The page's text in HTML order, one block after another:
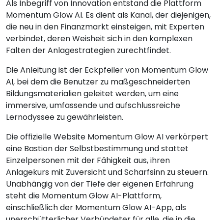
Als Inbegriff von Innovation entstand die Plattform
Momentum Glow AI. Es dient als Kanal, der diejenigen,
die neu in den Finanzmarkt einsteigen, mit Experten
verbindet, deren Weisheit sich in den komplexen
Falten der Anlagestrategien zurechtfindet.
Die Anleitung ist der Eckpfeiler von Momentum Glow
AI, bei dem die Benutzer zu maßgeschneiderten
Bildungsmaterialien geleitet werden, um eine
immersive, umfassende und aufschlussreiche
Lernodyssee zu gewährleisten.
Die offizielle Website Momentum Glow AI verkörpert
eine Bastion der Selbstbestimmung und stattet
Einzelpersonen mit der Fähigkeit aus, ihren
Anlagekurs mit Zuversicht und Scharfsinn zu steuern.
Unabhängig von der Tiefe der eigenen Erfahrung
steht die Momentum Glow AI-Plattform,
einschließlich der Momentum Glow AI-App, als